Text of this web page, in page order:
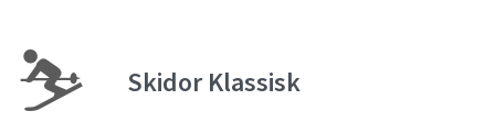
⛷ Skidor Klassisk